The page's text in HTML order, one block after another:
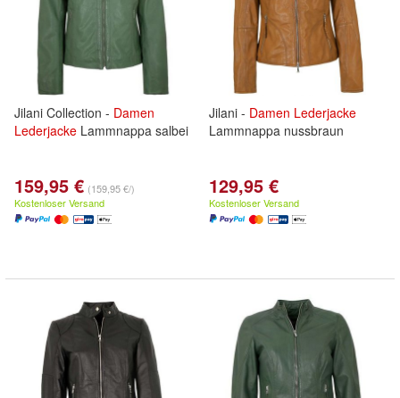
Jilani Collection - Damen
Lederjacke Lammnappa salbei
159,95 € (159,95 €/)
Kostenloser Versand
Jilani - Damen Lederjacke
Lammnappa nussbraun
129,95 €
Kostenloser Versand